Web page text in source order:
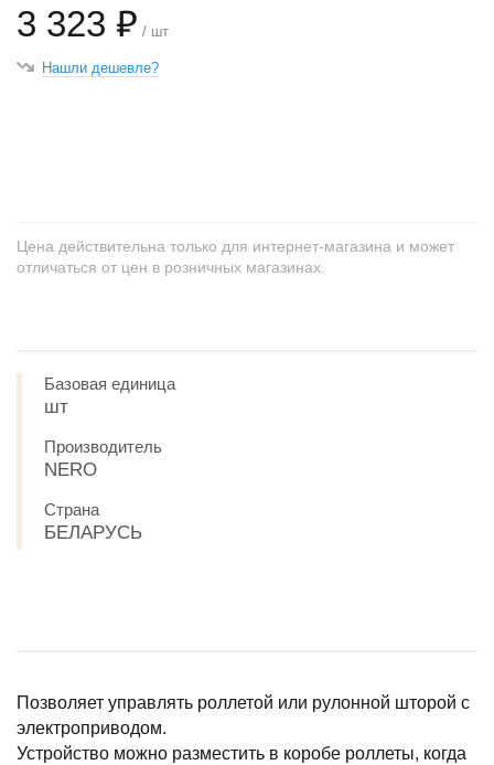
3 323 ₽ / шт
Нашли дешевле?
Цена действительна только для интернет-магазина и может
отличаться от цен в розничных магазинах.
Базовая единица
шт
Производитель
NERO
Страна
БЕЛАРУСЬ
Позволяет управлять роллетой или рулонной шторой с
электроприводом.
Устройство можно разместить в коробе роллеты, когда